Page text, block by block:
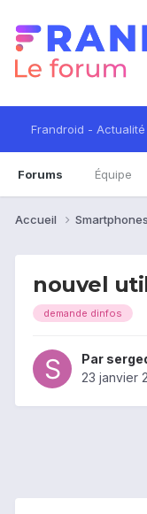
Frandroid - Actualité
Forums Équipe
Accueil Smartphones
nouvel
demande dinfos
Par
23 janvier